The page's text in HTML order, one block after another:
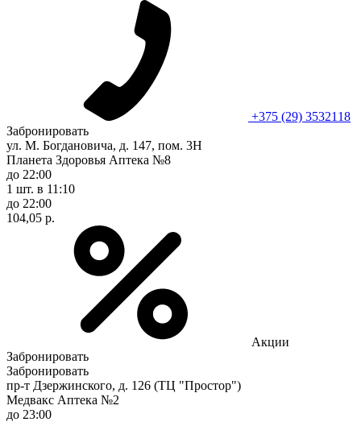
+375 (29) 3532118
Забронировать
ул. М. Богдановича, д. 147, пом. 3Н
Планета Здоровья Аптека №8
до 22:00
1 шт. в 11:10
до 22:00
104,05 р.
Акции
Забронировать
Забронировать
пр-т Дзержинского, д. 126 (ТЦ "Простор")
Медвакс Аптека №2
до 23:00